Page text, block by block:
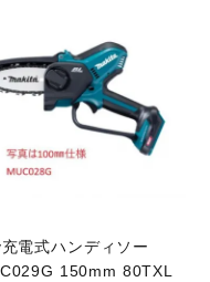
電式ハンディソー
150mm 80TXL